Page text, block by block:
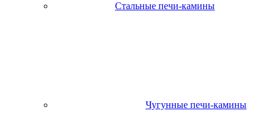
Стальные печи-камины
Чугунные печи-камины